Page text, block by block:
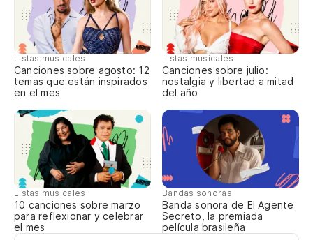
Listas musicales
Canciones sobre agosto: 12
temas que están inspirados
en el mes
Listas musicales
Canciones sobre julio:
nostalgia y libertad a mitad
del año
Listas musicales
10 canciones sobre marzo
para reflexionar y celebrar
el mes
Bandas sonoras
Banda sonora de El Agente
Secreto, la premiada
película brasileña